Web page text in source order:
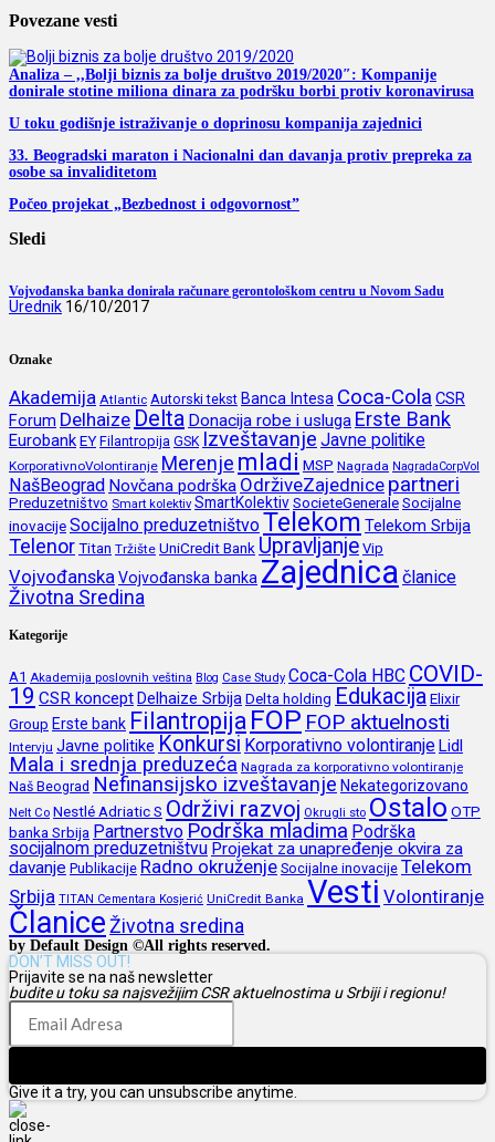
Povezane vesti
Analiza – ,,Bolji biznis za bolje društvo 2019/2020″: Kompanije
donirale stotine miliona dinara za podršku borbi protiv koronavirusa
U toku godišnje istraživanje o doprinosu kompanija zajednici
33. Beogradski maraton i Nacionalni dan davanja protiv prepreka za
osobe sa invaliditetom
Počeo projekat „Bezbednost i odgovornost”
Sledi
Vojvođanska banka donirala računare gerontološkom centru u Novom Sadu
Urednik 16/10/2017
Oznake
Akademija Atlantic Autorski tekst Banca Intesa Coca-Cola CSR
Forum Delhaize Delta Donacija robe i usluga Erste Bank
EurobankEY Filantropija GSK Izveštavanje Javne politike
KorporativnoVolontiranje Merenje mladi MSP Nagrada NagradaCorpVol
NašBeograd Novčana podrška OdrživeZajednice partneri
Preduzetništvo Smart kolektiv SmartKolektivSocieteGeneraleSocijalne
inovacijeSocijalno preduzetništvoTelekom Telekom Srbija
TelenorTitan Tržište UniCredit Bank Upravljanje Vip
VojvođanskaVojvođanska banka Zajednica članice
Životna Sredina
Kategorije
A1 Akademija poslovnih veština Blog Case Study Coca-Cola HBC COVID-
19 CSR konceptDelhaize Srbija Delta holding Edukacija Elixir
Group Erste bank Filantropija FOP FOP aktuelnosti
Intervju Javne politike Konkursi Korporativno volontiranjeLidl
Mala i srednja preduzeća Nagrada za korporativno volontiranje
Naš Beograd Nefinansijsko izveštavanje Nekategorizovano
Nelt Co Nestlé Adriatic S Održivi razvoj Okrugli sto Ostalo OTP
banka Srbija Partnerstvo Podrška mladima Podrška
socijalnom preduzetništvu Projekat za unapređenje okvira za
davanje Publikacije Radno okruženje Socijalne inovacije Telekom
Srbija TITAN Cementara Kosjerić UniCredit Banka Vesti Volontiranje
Članice Životna sredina
by Default Design ©All rights reserved.
DON’T MISS OUT!
Prijavite se na naš newsletter
budite u toku sa najsvežijim CSR aktuelnostima u Srbiji i regionu!
Give it a try, you can unsubscribe anytime.